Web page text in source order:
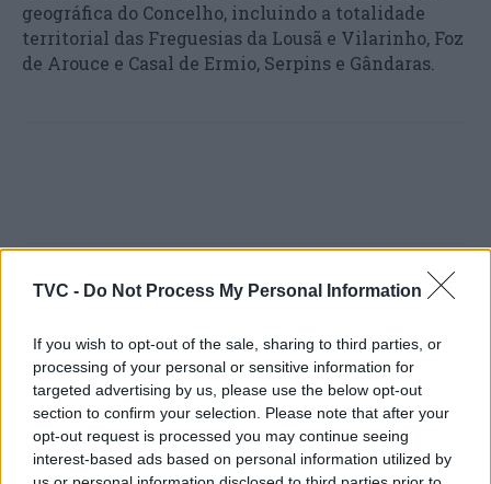
TVC - Do Not Process My Personal Information
If you wish to opt-out of the sale, sharing to third parties, or
processing of your personal or sensitive information for
targeted advertising by us, please use the below opt-out
section to confirm your selection. Please note that after your
opt-out request is processed you may continue seeing
interest-based ads based on personal information utilized by
geográfica do Concelho, incluindo a totalidade
territorial das Freguesias da Lousã e Vilarinho, Foz
de Arouce e Casal de Ermio, Serpins e Gândaras.
Artigo anterior
fé e identidade | Procissão
das Endoenças na Semana
Santa de Santa Maria da
Feira
Próximo artigo
proporciona viagem pelos
retratos dos melhores
artistas do movimento
romântico